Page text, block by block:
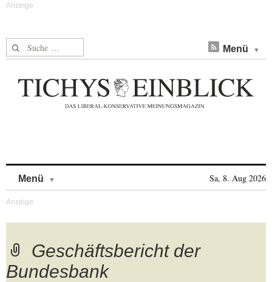
Suche nach: Menü
Menü Sa, 8. Aug 2026
Geschäftsbericht der
Bundesbank